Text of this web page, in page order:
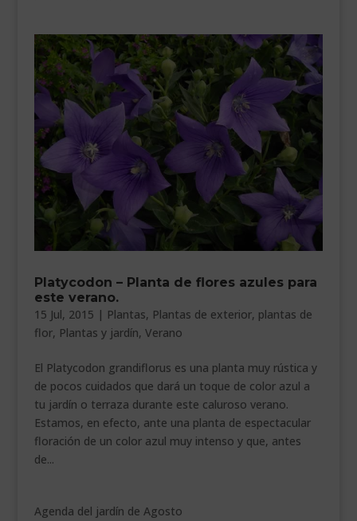
Platycodon – Planta de flores azules para
este verano.
15 Jul, 2015 | Plantas, Plantas de exterior, plantas de
flor, Plantas y jardín, Verano
El Platycodon grandiflorus es una planta muy rústica y
de pocos cuidados que dará un toque de color azul a
tu jardín o terraza durante este caluroso verano.
Estamos, en efecto, ante una planta de espectacular
floración de un color azul muy intenso y que, antes
de...
Agenda del jardín de Agosto